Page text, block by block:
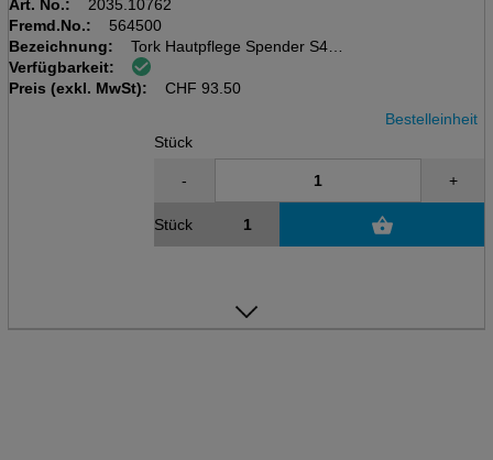
Art. No.:
2035.10762
Fremd.No.:
564500
Bezeichnung:
Tork Hautpflege Spender S4
Seife/Handdesinfektionsmittel
Weiss, L 9.9 x B 11.2 x H 29cm
Verfügbarkeit:
Preis (exkl. MwSt):
CHF 93.50
Bestelleinheit
Stück
- +
Stück